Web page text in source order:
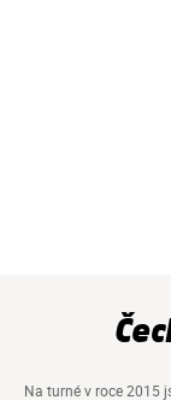
Na turné v roce 2015